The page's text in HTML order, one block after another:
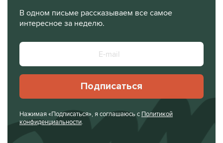
В одном письме рассказываем все самое
интересное за неделю.
Подписаться
Нажимая «Подписаться», я соглашаюсь с Политикой
конфиденциальности.